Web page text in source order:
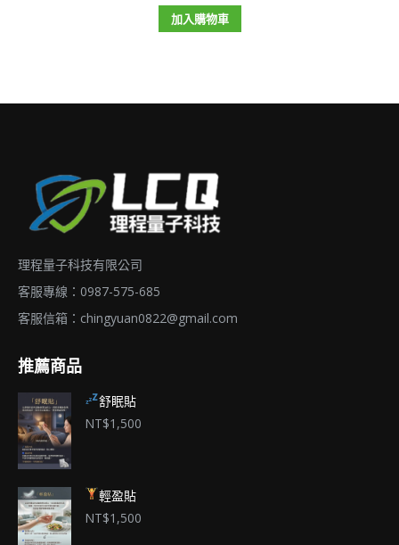
加入購物車
理程量子科技有限公司
客服專線：0987-575-685
客服信箱： chingyuan0822@gmail.com
推薦商品
舒眠貼
NT$1,500
輕盈貼
NT$1,500